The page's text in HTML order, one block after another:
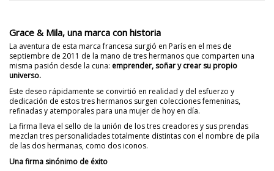
Grace & Mila, una marca con historia
La aventura de esta marca francesa surgió en París en el mes de
septiembre de 2011 de la mano de tres hermanos que comparten una
misma pasión desde la cuna: emprender, soñar y crear su propio
universo.
Este deseo rápidamente se convirtió en realidad y del esfuerzo y
dedicación de estos tres hermanos surgen colecciones femeninas,
refinadas y atemporales para una mujer de hoy en día.
La firma lleva el sello de la unión de los tres creadores y sus prendas
mezclan tres personalidades totalmente distintas con el nombre de pila
de las dos hermanas, como dos iconos.
Una firma sinónimo de éxito